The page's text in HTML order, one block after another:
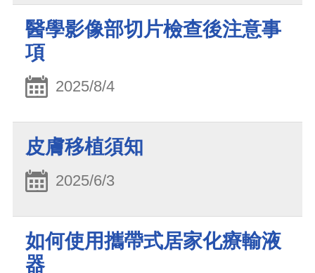
醫學影像部切片檢查後注意事
項
2025/8/4
皮膚移植須知
2025/6/3
如何使用攜帶式居家化療輸液
器